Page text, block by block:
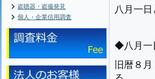
盗聴器・盗撮発見
個人・企業信用調査
八月一
◆八月一
旧暦８